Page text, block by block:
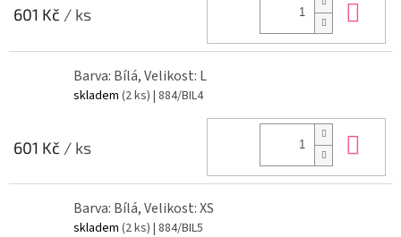
601 Kč / ks
Barva: Bílá, Velikost: L
skladem (2 ks) | 884/BIL4
601 Kč / ks
Barva: Bílá, Velikost: XS
skladem (2 ks) | 884/BIL5